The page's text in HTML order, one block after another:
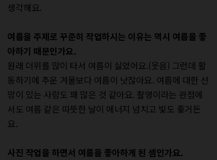
생각해요.
여름을 주제로 꾸준히 작업하시는 이유는 역시 여름을 좋
아하기 때문인가요.
원래 더위를 많이 타서 여름이 싫었어요.(웃음) 그런데 활
동하기에 추운 겨울보다 여름이 낫잖아요. 여름에 대한 선
망이 있는 사람도 꽤 많은 것 같아요. 촬영이라는 관점에
서도 여름 같은 따뜻한 날이 에너지 넘치고 빛도 좋거든
요.
사진 작업을 하면서 여름을 좋아하게 된 셈인가요.